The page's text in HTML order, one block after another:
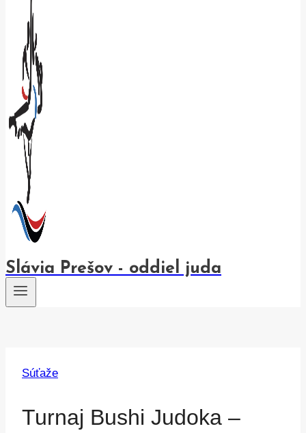
Slávia Prešov - oddiel juda
Súťaže
Turnaj Bushi Judoka –